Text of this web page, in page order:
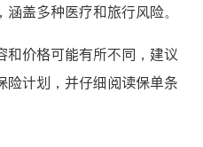
盖多种医疗和旅行风险。
和价格可能有所不同，建议
险计划，并仔细阅读保单条